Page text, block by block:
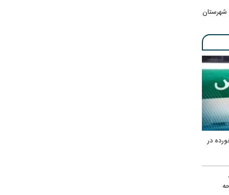
شهرستان
در